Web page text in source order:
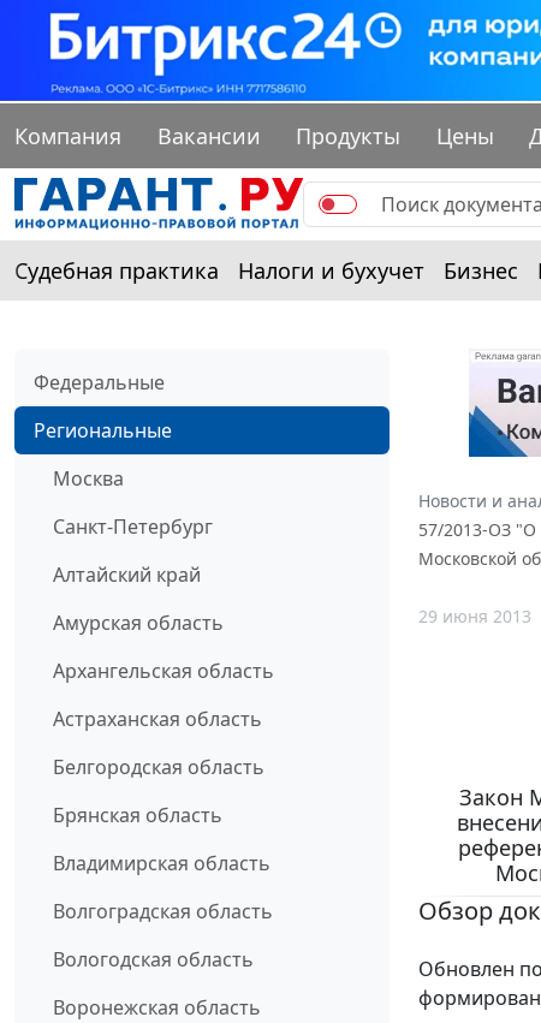
Компания Вакансии Продукты Цены
Судебная практика Налоги и бухучет Бизнес
Федеральные
Региональные
Москва
Санкт-Петербург
Алтайский край
Амурская область
Архангельская область
Астраханская область
Белгородская область
Брянская область
Владимирская область
Волгоградская область
Вологодская область
Воронежская область
Новости и
57/2013-ОЗ "О
Московской
29 июня 2013
Закон
Обзор
Обновлен